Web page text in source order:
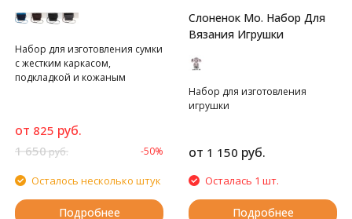
Набор для изготовления сумки
с жестким каркасом,
подкладкой и кожаным
от 825 руб.
1 650руб. -50%
Осталось несколько штук
Подробнее
Слоненок Мо. Набор Для
Вязания Игрушки
Набор для изготовления
игрушки
от 1 150 руб.
Осталась 1 шт.
Подробнее